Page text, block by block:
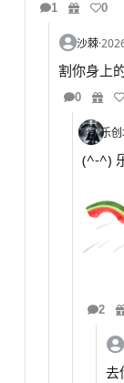
1 0
沙棘·
割你身上
0
乐
(^-^)
2
去